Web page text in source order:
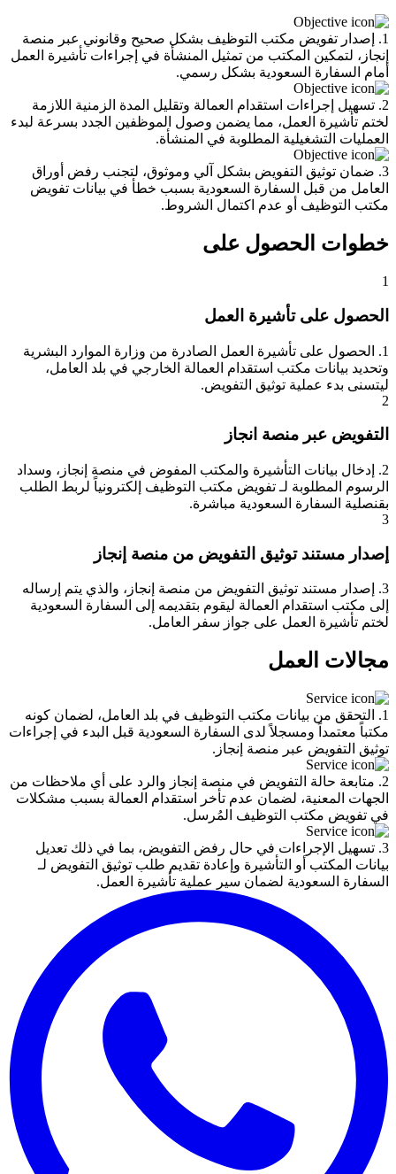
1. إصدار تفويض مكتب التوظيف بشكل صحيح وقانوني عبر منصة
إنجاز، لتمكين المكتب من تمثيل المنشأة في إجراءات تأشيرة العمل
أمام السفارة السعودية بشكل رسمي.
2. تسهيل إجراءات استقدام العمالة وتقليل المدة الزمنية اللازمة
لختم تأشيرة العمل، مما يضمن وصول الموظفين الجدد بسرعة لبدء
العمليات التشغيلية المطلوبة في المنشأة.
3. ضمان توثيق التفويض بشكل آلي وموثوق، لتجنب رفض أوراق
العامل من قبل السفارة السعودية بسبب خطأ في بيانات تفويض
مكتب التوظيف أو عدم اكتمال الشروط.
خطوات الحصول على
1
الحصول على تأشيرة العمل
1. الحصول على تأشيرة العمل الصادرة من وزارة الموارد البشرية
وتحديد بيانات مكتب استقدام العمالة الخارجي في بلد العامل،
ليتسنى بدء عملية توثيق التفويض.
2
التفويض عبر منصة انجاز
2. إدخال بيانات التأشيرة والمكتب المفوض في منصة إنجاز، وسداد
الرسوم المطلوبة لـ تفويض مكتب التوظيف إلكترونياً لربط الطلب
بقنصلية السفارة السعودية مباشرة.
3
إصدار مستند توثيق التفويض من منصة إنجاز
3. إصدار مستند توثيق التفويض من منصة إنجاز، والذي يتم إرساله
إلى مكتب استقدام العمالة ليقوم بتقديمه إلى السفارة السعودية
لختم تأشيرة العمل على جواز سفر العامل.
مجالات العمل
1. التحقق من بيانات مكتب التوظيف في بلد العامل، لضمان كونه
مكتباً معتمداً ومسجلاً لدى السفارة السعودية قبل البدء في إجراءات
توثيق التفويض عبر منصة إنجاز.
2. متابعة حالة التفويض في منصة إنجاز والرد على أي ملاحظات من
الجهات المعنية، لضمان عدم تأخر استقدام العمالة بسبب مشكلات
في تفويض مكتب التوظيف المُرسل.
3. تسهيل الإجراءات في حال رفض التفويض، بما في ذلك تعديل
بيانات المكتب أو التأشيرة وإعادة تقديم طلب توثيق التفويض لـ
السفارة السعودية لضمان سير عملية تأشيرة العمل.